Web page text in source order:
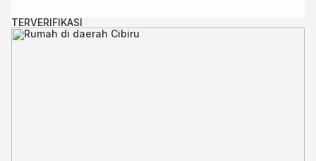
Untuk info lebih lanjut,
Hub : 08119703045
TERVERIFIKASI